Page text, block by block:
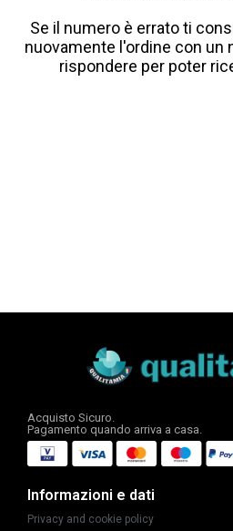
Se il numero è errato ti
nuovamente l'ordine con un
rispondere per poter
Acquisto Sicuro.
Pagamento quando arriva a casa.
Informazioni e dati
Privacy and cookie policy